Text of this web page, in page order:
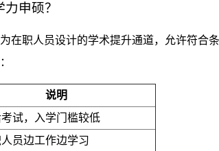
申硕？
在职人员设计的学术提升通道，允许符合
说明
试，入学门槛较低
员边工作边学习